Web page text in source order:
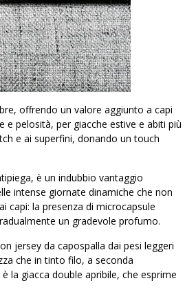
offrendo un valore aggiunto a capi
e pelosità, per giacche estive e abiti più
e ai superfini, donando un touch
è un indubbio vantaggio
intense giornate dinamiche che non
capi: la presenza di microcapsule
un gradevole profumo.
jersey da capospalla dai pesi leggeri
che in tinto filo, a seconda
la giacca double apribile, che esprime